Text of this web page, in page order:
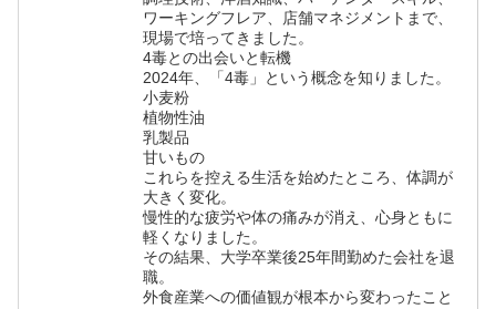
ワーキングフレア、店舗マネジメントまで、
現場で培ってきました。
4毒との出会いと転機
2024年、「4毒」という概念を知りました。
小麦粉
植物性油
乳製品
甘いもの
これらを控える生活を始めたところ、体調が
大きく変化。
慢性的な疲労や体の痛みが消え、心身ともに
軽くなりました。
その結果、大学卒業後25年間勤めた会社を退
職。
外食産業への価値観が根本から変わったこと